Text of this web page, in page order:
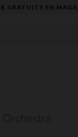
GRATUITS EN